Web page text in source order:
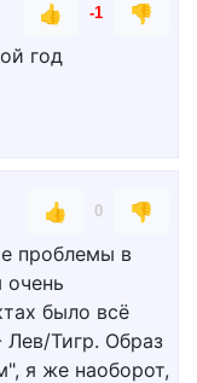
👍 -1
👎
год
👍 0
👎
проблемы в
было всё
Тигр. Образ
я же наоборот,